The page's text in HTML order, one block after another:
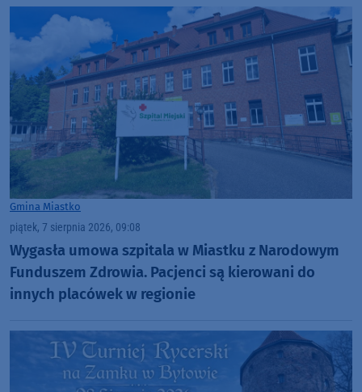
Gmina Miastko
piątek, 7 sierpnia 2026, 09:08
Wygasła umowa szpitala w Miastku z Narodowym
Funduszem Zdrowia. Pacjenci są kierowani do
innych placówek w regionie